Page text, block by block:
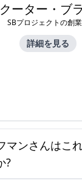
ーター・ブ
SBプロジェクトの創
詳細を見る
マンさんはこ
?